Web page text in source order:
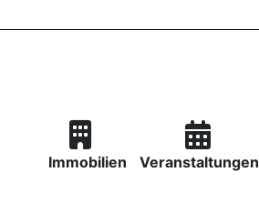
Immobilien Veranstaltungen